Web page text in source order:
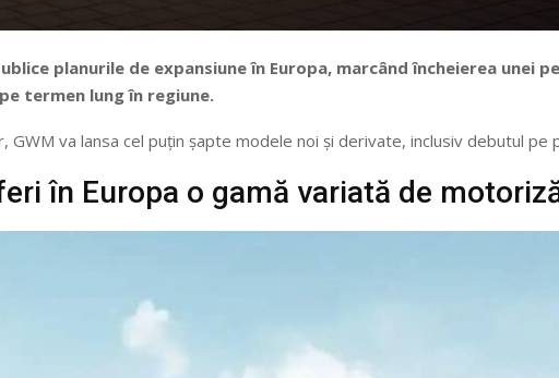
planurile de expansiune în Europa, marcând încheierea unei
termen lung în regiune.
GWM va lansa cel puțin șapte modele noi și derivate, inclusiv debutul
în Europa o gamă variată de